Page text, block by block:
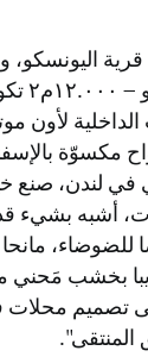
الداخلية
مكسوّة
لندن، صنع
أشبه بشيء
غريبا بخشب
تصميم محلات